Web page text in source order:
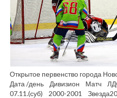
Открытое первенство города
Дата /день Дивизион Матч
07.11.(суб) 2000-2001